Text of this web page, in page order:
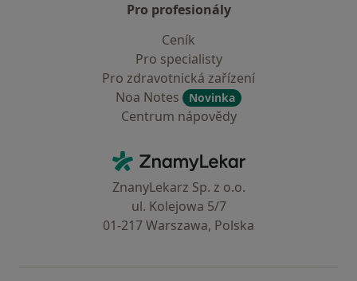
Pro profesionály
Ceník
Pro specialisty
Pro zdravotnická zařízení
Noa Notes
Novinka
Centrum nápovědy
ZnamyLekar - Hlavní stránka
ZnanyLekarz Sp. z o.o.
ul. Kolejowa 5/7
01-217 Warszawa, Polska